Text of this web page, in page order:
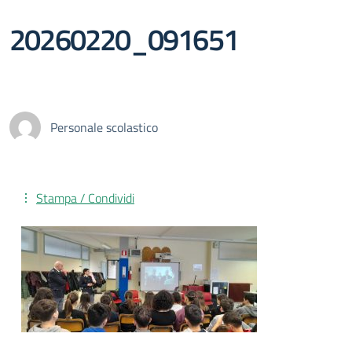
20260220_091651
Personale scolastico
Stampa / Condividi